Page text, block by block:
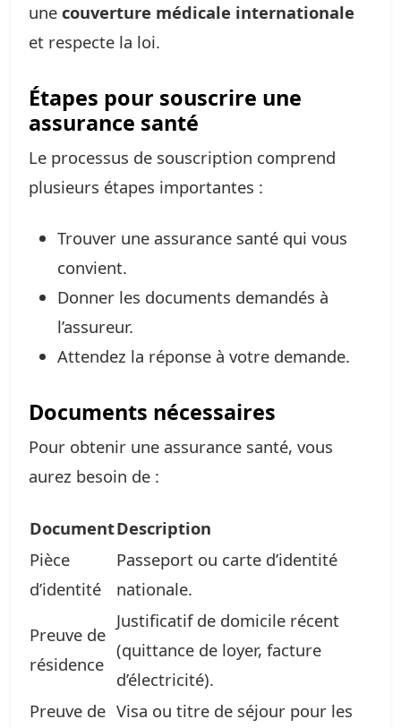
une couverture médicale internationale
et respecte la loi.
Étapes pour souscrire une
assurance santé
Le processus de souscription comprend
plusieurs étapes importantes :
Trouver une assurance santé qui vous
convient.
Donner les documents demandés à
l’assureur.
Attendez la réponse à votre demande.
Documents nécessaires
Pour obtenir une assurance santé, vous
aurez besoin de :
DocumentDescription
Pièce
d’identité
Passeport ou carte d’identité
nationale.
Preuve de
résidence
Justificatif de domicile récent
(quittance de loyer, facture
d’électricité).
Preuve de Visa ou titre de séjour pour les